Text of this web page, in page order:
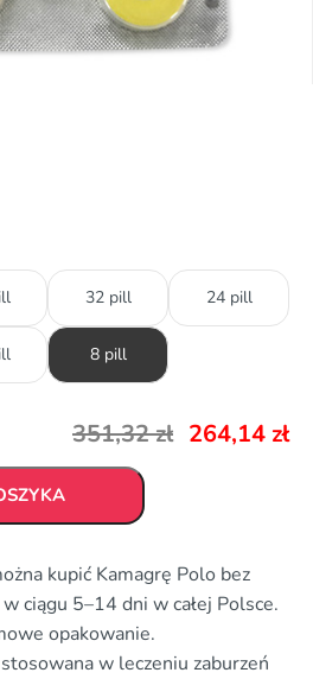
32 pill 24 pill
8 pill
351,32zł 264,14 zł
kupić Kamagrę Polo bez
ciągu 5–14 dni w całej Polsce.
opakowanie.
w leczeniu zaburzeń